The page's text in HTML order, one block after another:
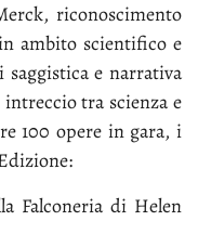
ri­co­no­sci­men­to
am­bi­to scien­ti­fi­co e
sag­gi­sti­ca e nar­ra­ti­va
tra scien­za e
100 ope­re in ga­ra, i
Fal­co­ne­ria di He­len